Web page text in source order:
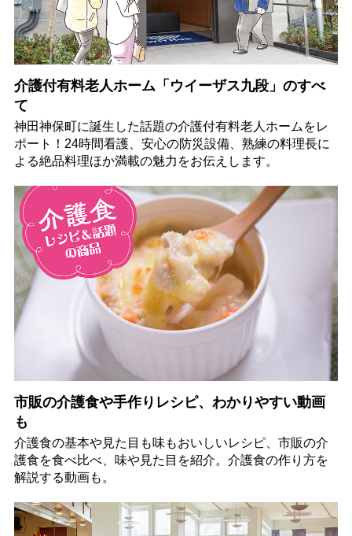
介護付有料老人ホーム「ウイーザス九段」のすべ
て
神田神保町に誕生した話題の介護付有料老人ホームをレ
ポート！24時間看護、安心の防災設備、熟練の料理長に
よる絶品料理ほか満載の魅力をお伝えします。
市販の介護食や手作りレシピ、わかりやすい動画
も
介護食の基本や見た目も味もおいしいレシピ、市販の介
護食を食べ比べ、味や見た目を紹介。介護食の作り方を
解説する動画も。